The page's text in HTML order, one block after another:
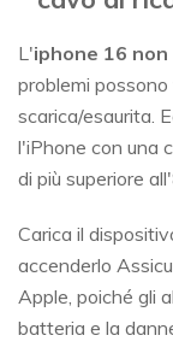
L'iphone 16
problemi
scarica/esaurita.
l'iPhone con una
di più superiore
Carica il
accenderlo
Apple, poiché gli
batteria e la